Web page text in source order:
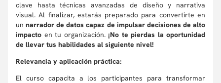
clave hasta técnicas avanzadas de diseño y narrativa
visual. Al finalizar, estarás preparado para convertirte en
unnarrador de datos capaz de impulsar decisiones de alto
impacto en tu organización. ¡No te pierdas la oportunidad
de llevar tus habilidades al siguiente nivel!
Relevancia y aplicación práctica:
El curso capacita a los participantes para transformar